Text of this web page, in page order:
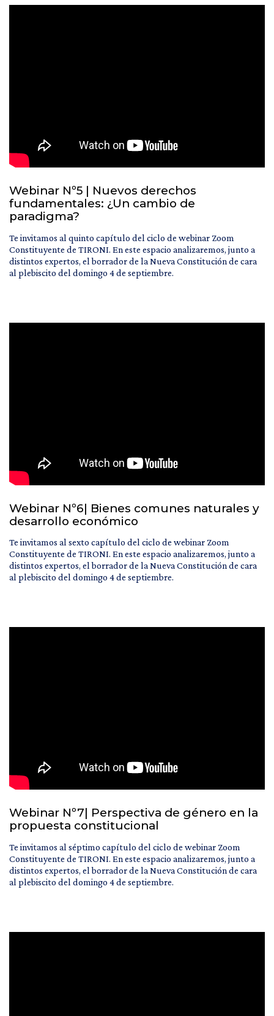
Webinar Nº5 | Nuevos derechos
fundamentales: ¿Un cambio de
paradigma?
Te invitamos al quinto capítulo del ciclo de webinar Zoom
Constituyente de TIRONI. En este espacio analizaremos, junto a
distintos expertos, el borrador de la Nueva Constitución de cara
al plebiscito del domingo 4 de septiembre.
Webinar Nº6| Bienes comunes naturales y
desarrollo económico
Te invitamos al sexto capítulo del ciclo de webinar Zoom
Constituyente de TIRONI. En este espacio analizaremos, junto a
distintos expertos, el borrador de la Nueva Constitución de cara
al plebiscito del domingo 4 de septiembre.
Webinar Nº7| Perspectiva de género en la
propuesta constitucional
Te invitamos al séptimo capítulo del ciclo de webinar Zoom
Constituyente de TIRONI. En este espacio analizaremos, junto a
distintos expertos, el borrador de la Nueva Constitución de cara
al plebiscito del domingo 4 de septiembre.